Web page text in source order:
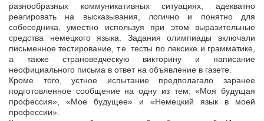
разнообразных коммуникативных ситуациях, адекватно
реагировать на высказывания, логично и понятно для
собеседника, уместно используя при этом выразительные
средства немецкого языка. Задания олимпиады включали
письменное тестирование, т.е. тесты по лексике и грамматике,
а также страноведческую викторину и написание
неофициального письма в ответ на объявление в газете.
Кроме того, устное испытание предполагало заранее
подготовленное сообщение на одну из тем: «Моя будущая
профессия», «Мое будущее» и «Немецкий язык в моей
профессии».